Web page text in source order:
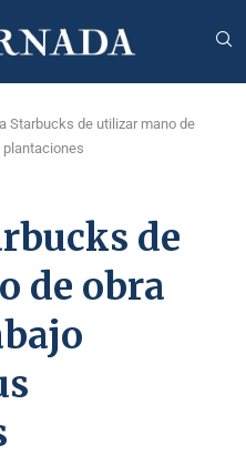
Starbucks de utilizar mano de
de
de obra